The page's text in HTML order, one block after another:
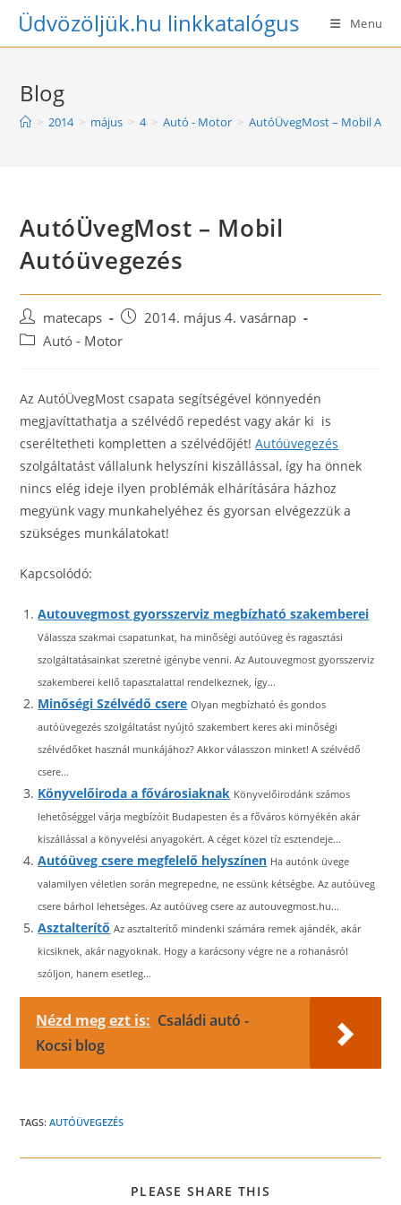
SkipÜdvözöljük.hu linkkatalógus Menu
Blog
> 2014 > május > 4 > Autó - Motor > AutóÜvegMost – Mobil
AutóÜvegMost – Mobil
Autóüvegezés
Post
author:
matecaps
Post
published:
2014. május 4. vasárnap
PostAutó - Motor
Az AutóÜvegMost csapata segítségével könnyedén
megjavíttathatja a szélvédő repedést vagy akár ki is
cseréltetheti kompletten a szélvédőjét!Autóüvegezés
szolgáltatást vállalunk helyszíni kiszállással, így ha önnek
nincs elég ideje ilyen problémák elhárítására házhoz
megyünk vagy munkahelyéhez és gyorsan elvégezzük a
szükséges munkálatokat!
Kapcsolódó:
Autouvegmost gyorsszerviz megbízható szakemberei
Válassza szakmai csapatunkat, ha minőségi autóüveg és ragasztási
szolgáltatásainkat szeretné igénybe venni. Az Autouvegmost gyorsszerviz
szakemberei kellő tapasztalattal rendelkeznek, így...
Minőségi Szélvédő csere Olyan megbízható és gondos
autóüvegezés szolgáltatást nyújtó szakembert keres aki minőségi
szélvédőket használ munkájához? Akkor válasszon minket! A szélvédő
csere...
Könyvelőiroda a fővárosiaknak Könyvelőirodánk számos
lehetőséggel várja megbízóit Budapesten és a főváros környékén akár
kiszállással a könyvelési anyagokért. A céget közel tíz esztendeje...
Autóüveg csere megfelelő helyszínen Ha autónk üvege
valamilyen véletlen során megrepedne, ne essünk kétségbe. Az autóüveg
csere bárhol lehetséges. Az autóüveg csere az autouvegmost.hu...
Asztalterítő Az asztalterítő mindenki számára remek ajándék, akár
kicsiknek, akár nagyoknak. Hogy a karácsony végre ne a rohanásról
szóljon, hanem esetleg...
Nézd meg ezt is: Családi autó -
Kocsi blog
TAGS:AUTÓÜVEGEZÉS
PLEASE SHARE THIS